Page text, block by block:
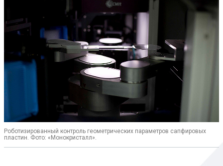
Роботизированный контроль геометрических параметров сапфировых
пластин. Фото: «Монокристалл».